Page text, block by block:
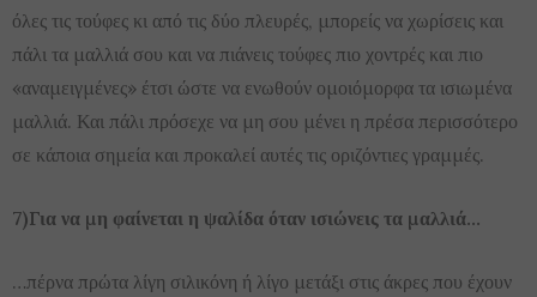
όλες τις τούφες κι από τις δύο πλευρές, μπορείς να χωρίσεις και
πάλι τα μαλλιά σου και να πιάνεις τούφες πιο χοντρές και πιο
«αναμειγμένες» έτσι ώστε να ενωθούν ομοιόμορφα τα ισιωμένα
μαλλιά. Και πάλι πρόσεχε να μη σου μένει η πρέσα περισσότερο
σε κάποια σημεία και προκαλεί αυτές τις οριζόντιες γραμμές.
7)Για να μη φαίνεται η ψαλίδα όταν ισιώνεις τα μαλλιά…
…πέρνα πρώτα λίγη σιλικόνη ή λίγο μετάξι στις άκρες που έχουν